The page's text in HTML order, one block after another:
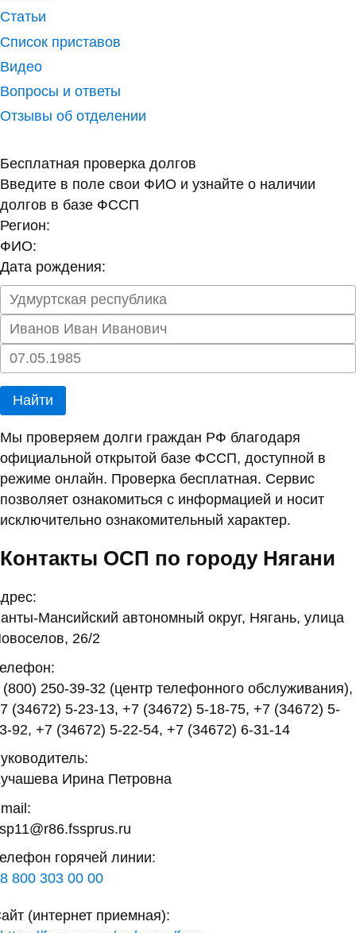
Статьи
Список приставов
Видео
Вопросы и ответы
Отзывы об отделении
Бесплатная проверка долгов
Введите в поле свои ФИО и узнайте о наличии
долгов в базе ФССП
Регион:
ФИО:
Дата рождения:
Найти
Мы проверяем долги граждан РФ благодаря
официальной открытой базе ФССП, доступной в
режиме онлайн. Проверка бесплатная. Сервис
позволяет ознакомиться с информацией и носит
исключительно ознакомительный характер.
Контакты ОСП по городу Нягани
Мансийский автономный округ, Нягань, улица
26/2
(800) 250-39-32 (центр телефонного обслуживания),
(34672) 5-23-13, +7 (34672) 5-18-75, +7 (34672) 5-
92, +7 (34672) 5-22-54, +7 (34672) 6-31-14
Ирина Петровна
горячей линии:
8 800 303 00 00
(интернет приемная):